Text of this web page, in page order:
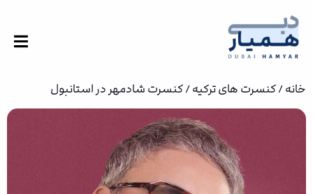
خانه/کنسرت های ترکیه/ کنسرت شادمهر در استانبول